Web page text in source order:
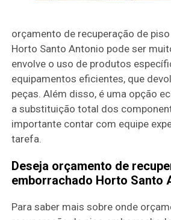
orçamento de recuperação de
Horto Santo Antonio pode ser
envolve o uso de produtos
equipamentos eficientes, que
peças. Além disso, é uma opção
a substituição total dos
importante contar com equipe
tarefa.
Deseja orçamento de
emborrachado Horto Santo
Para saber mais sobre onde